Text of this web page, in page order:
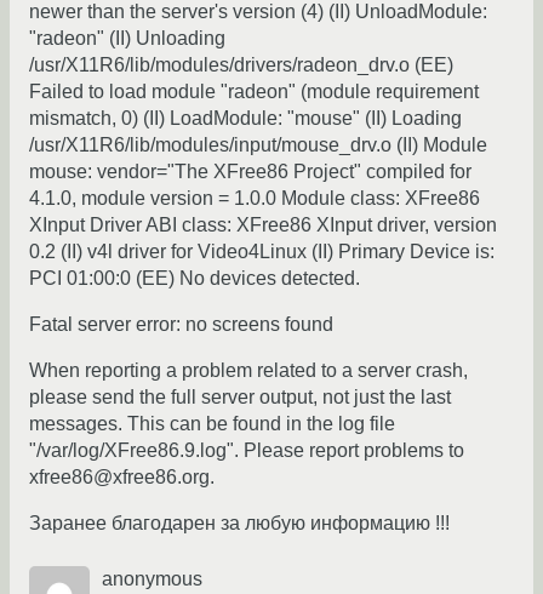
newer than the server's version (4) (II) UnloadModule:
"radeon" (II) Unloading
/usr/X11R6/lib/modules/drivers/radeon_drv.o (EE)
Failed to load module "radeon" (module requirement
mismatch, 0) (II) LoadModule: "mouse" (II) Loading
/usr/X11R6/lib/modules/input/mouse_drv.o (II) Module
mouse: vendor="The XFree86 Project" compiled for
4.1.0, module version = 1.0.0 Module class: XFree86
XInput Driver ABI class: XFree86 XInput driver, version
0.2 (II) v4l driver for Video4Linux (II) Primary Device is:
PCI 01:00:0 (EE) No devices detected.
Fatal server error: no screens found
When reporting a problem related to a server crash,
please send the full server output, not just the last
messages. This can be found in the log file
"/var/log/XFree86.9.log". Please report problems to
xfree86@xfree86.org.
Заранее благодарен за любую информацию !!!
anonymous